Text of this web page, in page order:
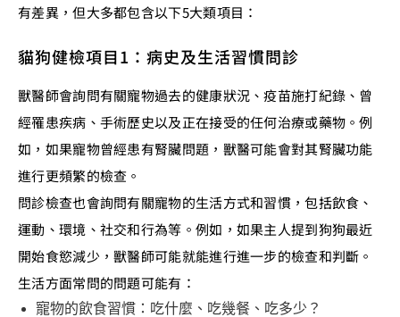
有差異，但大多都包含以下5大類項目：
貓狗健檢項目1：病史及生活習慣問診
獸醫師會詢問有關寵物過去的健康狀況、疫苗施打紀錄、曾
經罹患疾病、手術歷史以及正在接受的任何治療或藥物。例
如，如果寵物曾經患有腎臟問題，獸醫可能會對其腎臟功能
進行更頻繁的檢查。
問診檢查也會詢問有關寵物的生活方式和習慣，包括飲食、
運動、環境、社交和行為等。例如，如果主人提到狗狗最近
開始食慾減少，獸醫師可能就能進行進一步的檢查和判斷。
生活方面常問的問題可能有：
寵物的飲食習慣：吃什麼、吃幾餐、吃多少？